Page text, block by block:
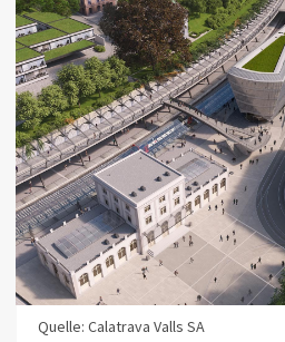
Quelle: Calatrava Valls SA